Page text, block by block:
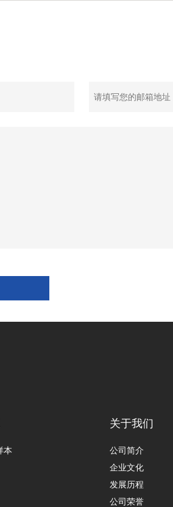
本
关于我们
公司简介
企业文化
发展历程
公司荣誉